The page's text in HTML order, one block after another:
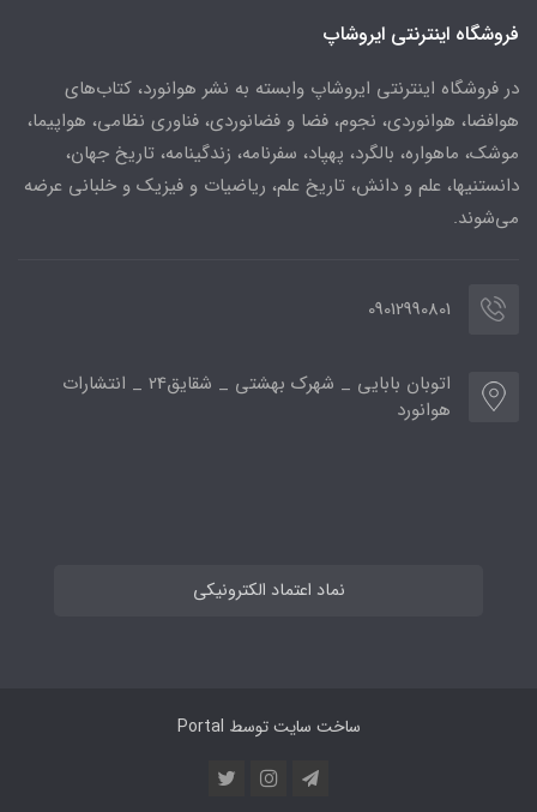
فروشگاه اینترنتی ایروشاپ
در فروشگاه اینترنتی ایروشاپ وابسته به نشر هوانورد، کتاب‌های
هوافضا، هوانوردی، نجوم، فضا و فضانوردی، فناوری نظامی، هواپیما،
موشک، ماهواره، بالگرد، پهپاد، سفرنامه، زندگینامه، تاریخ جهان،
دانستنیها، علم و دانش، تاریخ علم، ریاضیات و فیزیک و خلبانی عرضه
می‌شوند.
09012990801
اتوبان بابایی _ شهرک بهشتی _ شقایق24 _ انتشارات
هوانورد
نماد اعتماد الکترونیکی
ساخت سایت توسط Portal